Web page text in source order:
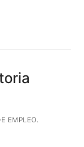
EMPLEO.